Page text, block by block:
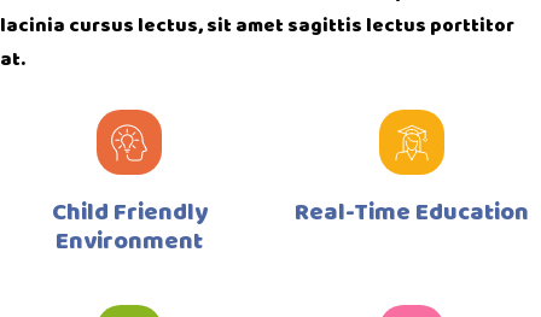
lacinia cursus lectus, sit amet sagittis lectus porttitor
at.
Child Friendly
Environment
Real-Time Education